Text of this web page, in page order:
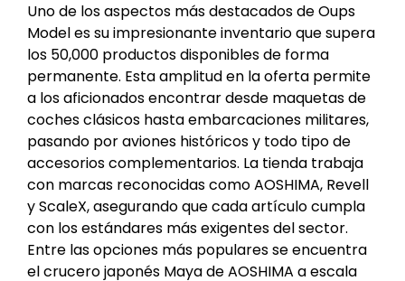
Uno de los aspectos más destacados de Oups
Model es su impresionante inventario que supera
los 50,000 productos disponibles de forma
permanente. Esta amplitud en la oferta permite
a los aficionados encontrar desde maquetas de
coches clásicos hasta embarcaciones militares,
pasando por aviones históricos y todo tipo de
accesorios complementarios. La tienda trabaja
con marcas reconocidas como AOSHIMA, Revell
y ScaleX, asegurando que cada artículo cumpla
con los estándares más exigentes del sector.
Entre las opciones más populares se encuentra
el crucero japonés Maya de AOSHIMA a escala